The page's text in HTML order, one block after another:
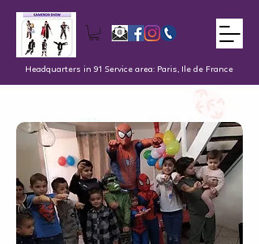
Headquarters in 91 Service area: Paris, Ile de France